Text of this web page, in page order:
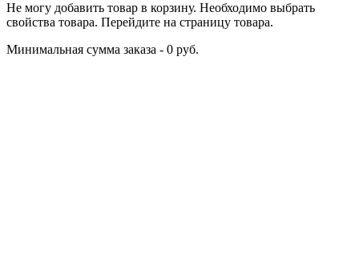
Не могу добавить товар в корзину. Необходимо выбрать
свойства товара. Перейдите на страницу товара.
Минимальная сумма заказа - 0 руб.